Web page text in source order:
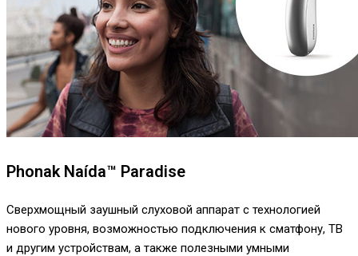
Phonak Naída™ Paradise
Сверхмощный заушный слуховой аппарат с технологией
нового уровня, возможностью подключения к сматфону, ТВ
и другим устройствам, а также полезными умными